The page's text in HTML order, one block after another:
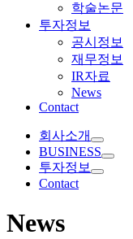
학술논문
투자정보
공시정보
재무정보
IR자료
News
Contact
회사소개
BUSINESS
투자정보
Contact
News